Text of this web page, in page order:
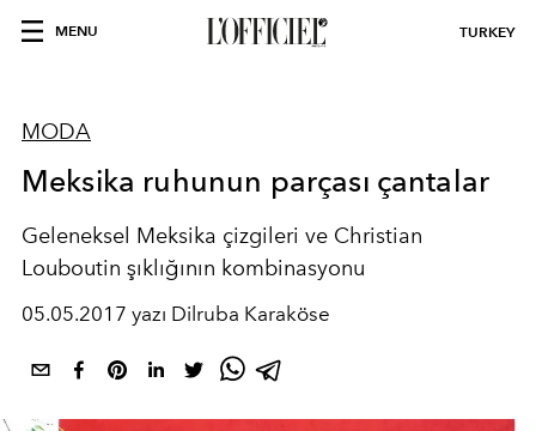
MENU TURKEY
MODA
Meksika ruhunun parçası çantalar
Geleneksel Meksika çizgileri ve Christian
Louboutin şıklığının kombinasyonu
05.05.2017 yazı Dilruba Karaköse